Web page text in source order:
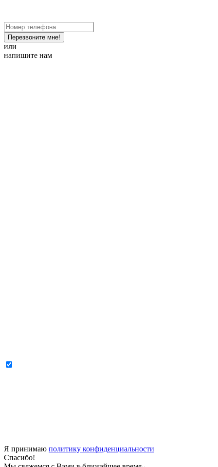
Перезвоните мне!
или
напишите нам
Я принимаю политику конфиденциальности
Спасибо!